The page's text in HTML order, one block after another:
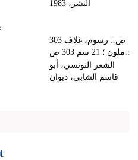
النشر، 1983
303 ص.: رسوم، غلاف
ملون ؛ 21 سم 303 ص.:
الشعر التونسي، أبو
قاسم الشابي، ديوان